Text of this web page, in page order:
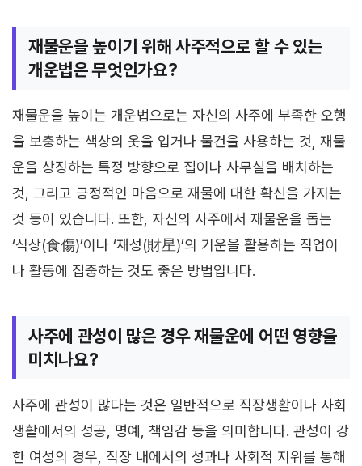
재물운을 높이기 위해 사주적으로 할 수 있는
개운법은 무엇인가요?
재물운을 높이는 개운법으로는 자신의 사주에 부족한 오행
을 보충하는 색상의 옷을 입거나 물건을 사용하는 것, 재물
운을 상징하는 특정 방향으로 집이나 사무실을 배치하는
것, 그리고 긍정적인 마음으로 재물에 대한 확신을 가지는
것 등이 있습니다. 또한, 자신의 사주에서 재물운을 돕는
‘식상(食傷)’이나 ‘재성(財星)’의 기운을 활용하는 직업이
나 활동에 집중하는 것도 좋은 방법입니다.
사주에 관성이 많은 경우 재물운에 어떤 영향을
미치나요?
사주에 관성이 많다는 것은 일반적으로 직장생활이나 사회
생활에서의 성공, 명예, 책임감 등을 의미합니다. 관성이 강
한 여성의 경우, 직장 내에서의 성과나 사회적 지위를 통해